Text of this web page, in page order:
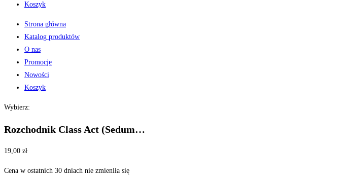
Koszyk
Strona główna
Katalog produktów
O nas
Promocje
Nowości
Koszyk
Wybierz:
Rozchodnik Class Act (Sedum…
19,00 zł
Cena w ostatnich 30 dniach nie zmieniła się